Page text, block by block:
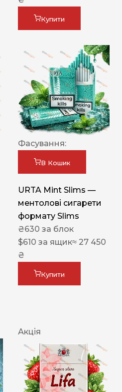
Купити
Фасування:
В Кошик
URTA Mint Slims —
ментолові сигарети
формату Slims
₴630 за блок
$610 за ящик≈ 27 450
₴
Купити
Акція